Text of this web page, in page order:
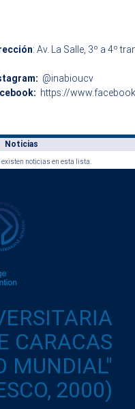
: Av. La Salle, 3º a 4º
@inabioucv
https://
Noticias
existen noticias en esta lista.
CARACAS
MUNDIAL"
2000)